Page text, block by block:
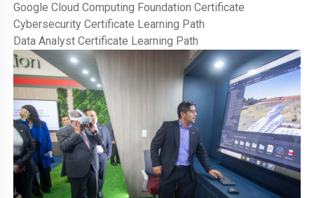
Google Cloud Computing Foundation Certificate
Cybersecurity Certificate Learning Path
Data Analyst Certificate Learning Path